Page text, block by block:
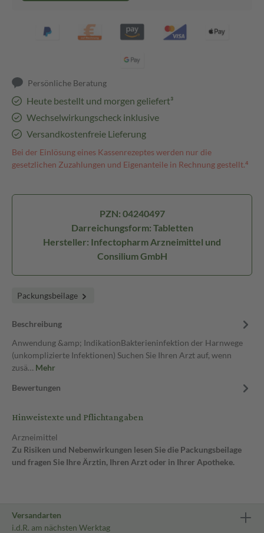
Persönliche Beratung
Heute bestellt und morgen geliefert³
Wechselwirkungscheck inklusive
Versandkostenfreie Lieferung
Bei der Einlösung eines Kassenrezeptes werden nur die
gesetzlichen Zuzahlungen und Eigenanteile in Rechnung gestellt.⁴
PZN: 04240497
Darreichungsform: Tabletten
Hersteller: Infectopharm Arzneimittel und
Consilium GmbH
Packungsbeilage
Beschreibung
Anwendung &amp; IndikationBakterieninfektion der Harnwege
(unkomplizierte Infektionen) Suchen Sie Ihren Arzt auf, wenn
zusä… Mehr
Bewertungen
Hinweistexte und Pflichtangaben
Arzneimittel
Zu Risiken und Nebenwirkungen lesen Sie die Packungsbeilage
und fragen Sie Ihre Ärztin, Ihren Arzt oder in Ihrer Apotheke.
Versandarten
i.d.R. am nächsten Werktag